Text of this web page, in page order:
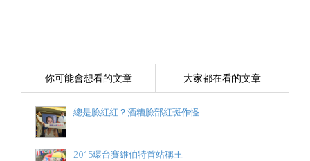
你可能會想看的文章 大家都在看的文章
總是臉紅紅？酒糟臉部紅斑作怪
2015環台賽維伯特首站稱王